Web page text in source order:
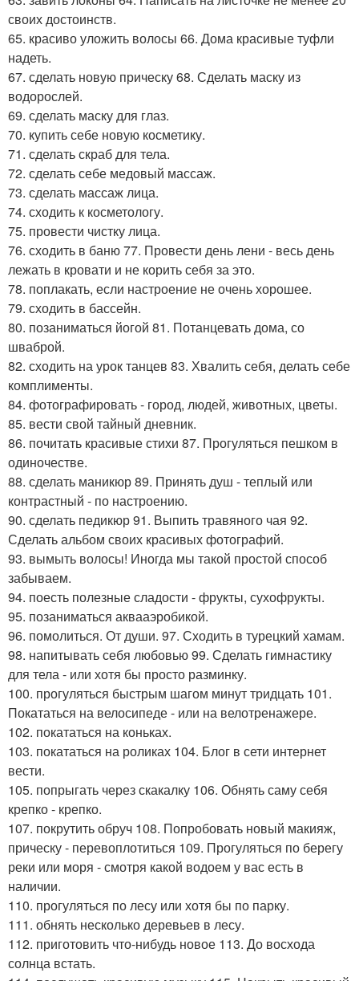
своих достоинств.
65. красиво уложить волосы 66. Дома красивые туфли
надеть.
67. сделать новую прическу 68. Сделать маску из
водорослей.
69. сделать маску для глаз.
70. купить себе новую косметику.
71. сделать скраб для тела.
72. сделать себе медовый массаж.
73. сделать массаж лица.
74. сходить к косметологу.
75. провести чистку лица.
76. сходить в баню 77. Провести день лени - весь день
лежать в кровати и не корить себя за это.
78. поплакать, если настроение не очень хорошее.
79. сходить в бассейн.
80. позаниматься йогой 81. Потанцевать дома, со
шваброй.
82. сходить на урок танцев 83. Хвалить себя, делать себе
комплименты.
84. фотографировать - город, людей, животных, цветы.
85. вести свой тайный дневник.
86. почитать красивые стихи 87. Прогуляться пешком в
одиночестве.
88. сделать маникюр 89. Принять душ - теплый или
контрастный - по настроению.
90. сделать педикюр 91. Выпить травяного чая 92.
Сделать альбом своих красивых фотографий.
93. вымыть волосы! Иногда мы такой простой способ
забываем.
94. поесть полезные сладости - фрукты, сухофрукты.
95. позаниматься аквааэробикой.
96. помолиться. От души. 97. Сходить в турецкий хамам.
98. напитывать себя любовью 99. Сделать гимнастику
для тела - или хотя бы просто разминку.
100. прогуляться быстрым шагом минут тридцать 101.
Покататься на велосипеде - или на велотренажере.
102. покататься на коньках.
103. покататься на роликах 104. Блог в сети интернет
вести.
105. попрыгать через скакалку 106. Обнять саму себя
крепко - крепко.
107. покрутить обруч 108. Попробовать новый макияж,
прическу - перевоплотиться 109. Прогуляться по берегу
реки или моря - смотря какой водоем у вас есть в
наличии.
110. прогуляться по лесу или хотя бы по парку.
111. обнять несколько деревьев в лесу.
112. приготовить что-нибудь новое 113. До восхода
солнца встать.